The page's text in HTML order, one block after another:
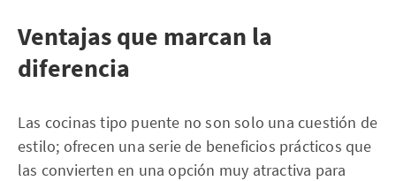
Ventajas que marcan la
diferencia
Las cocinas tipo puente no son solo una cuestión de
estilo; ofrecen una serie de beneficios prácticos que
las convierten en una opción muy atractiva para